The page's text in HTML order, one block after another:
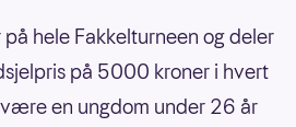
hele Fakkelturneen og deler
på 5000 kroner i hvert
en ungdom under 26 år